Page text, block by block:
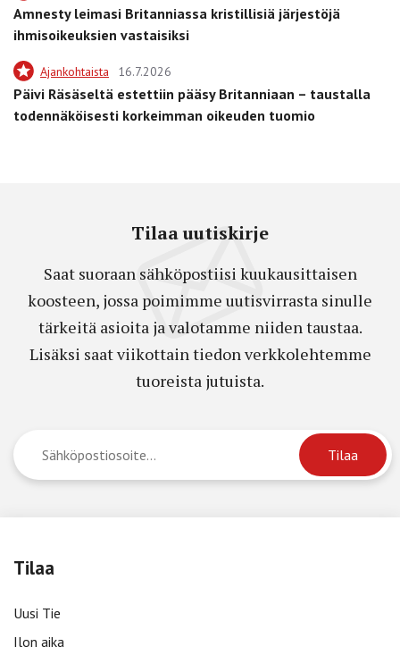
Amnesty leimasi Britanniassa kristillisiä järjestöjä
ihmisoikeuksien vastaisiksi
Ajankohtaista 16.7.2026
Päivi Räsäseltä estettiin pääsy Britanniaan – taustalla
todennäköisesti korkeimman oikeuden tuomio
Tilaa uutiskirje
Saat suoraan sähköpostiisi kuukausittaisen
koosteen, jossa poimimme uutisvirrasta sinulle
tärkeitä asioita ja valotamme niiden taustaa.
Lisäksi saat viikottain tiedon verkkolehtemme
tuoreista jutuista.
Tilaa
Uusi Tie
Ilon aika